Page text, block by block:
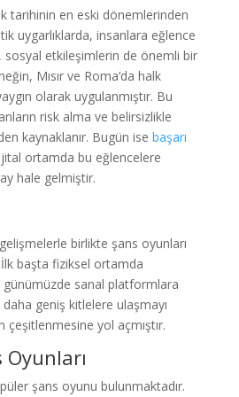
tarihinin en eski dönemlerinden
uygarlıklarda, insanlara eğlence
sosyal etkileşimlerin de önemli bir
Mısır ve Roma’da halk
olarak uygulanmıştır. Bu
risk alma ve belirsizlikle
kaynaklanır. Bugün ise başarı
ortamda bu eğlencelere
hale gelmiştir.
birlikte şans oyunları
başta fiziksel ortamda
günümüzde sanal platformlara
daha geniş kitlelere ulaşmayı
çeşitlenmesine yol açmıştır.
şans oyunu bulunmaktadır.